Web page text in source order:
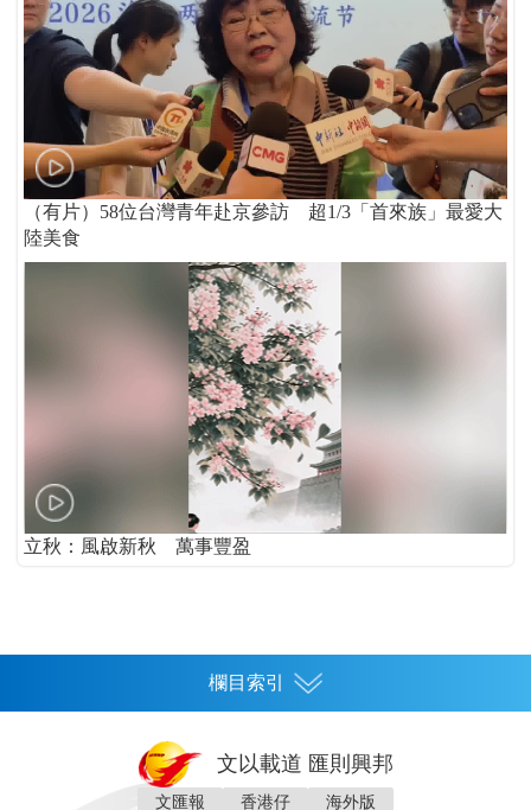
（有片）58位台灣青年赴京參訪 超1/3「首來族」最愛大
陸美食
立秋：風啟新秋 萬事豐盈
欄目索引
文以載道 匯則興邦
文匯報 香港仔 海外版